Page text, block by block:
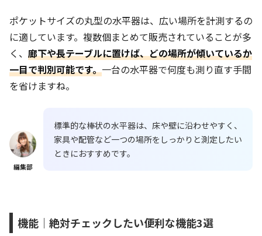
ポケットサイズの丸型の水平器は、広い場所を計測するの
に適しています。複数個まとめて販売されていることが多
く、 廊下や長テーブルに置けば、どの場所が傾いているか
一目で判別可能です。一台の水平器で何度も測り直す手間
を省けますね。
編集部
標準的な棒状の水平器は、床や壁に沿わせやすく、
家具や配管など一つの場所をしっかりと測定したい
ときにおすすめです。
機能｜絶対チェックしたい便利な機能3選